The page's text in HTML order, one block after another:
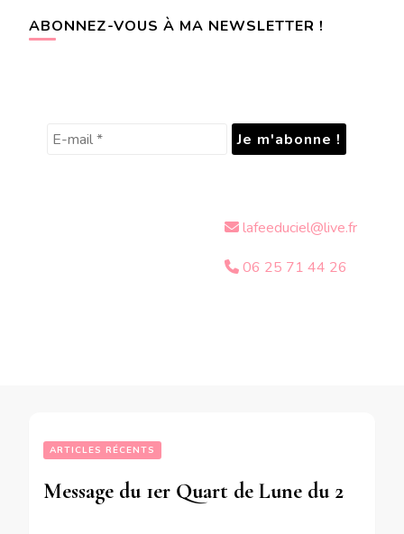
ABONNEZ-VOUS À MA NEWSLETTER !
lafeeduciel@live.fr
06 25 71 44 26
ARTICLES RÉCENTS